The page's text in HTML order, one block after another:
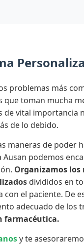
problemas más
que toman mucha
de vital
de lo debido.
maneras de poder
Ausan podemos
Organizamos
divididos en
con el paciente. De
adecuado de los
farmacéutica.
y te